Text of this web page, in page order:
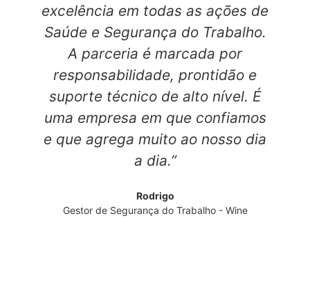
excelência em todas as ações de
Saúde e Segurança do Trabalho.
A parceria é marcada por
responsabilidade, prontidão e
suporte técnico de alto nível. É
uma empresa em que confiamos
e que agrega muito ao nosso dia
a dia.”
Rodrigo
Gestor de Segurança do Trabalho - Wine